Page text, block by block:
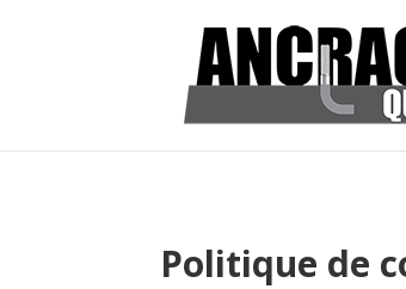
Politique de